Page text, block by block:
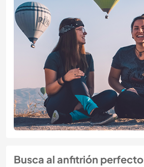
Busca al anfitrión perfecto